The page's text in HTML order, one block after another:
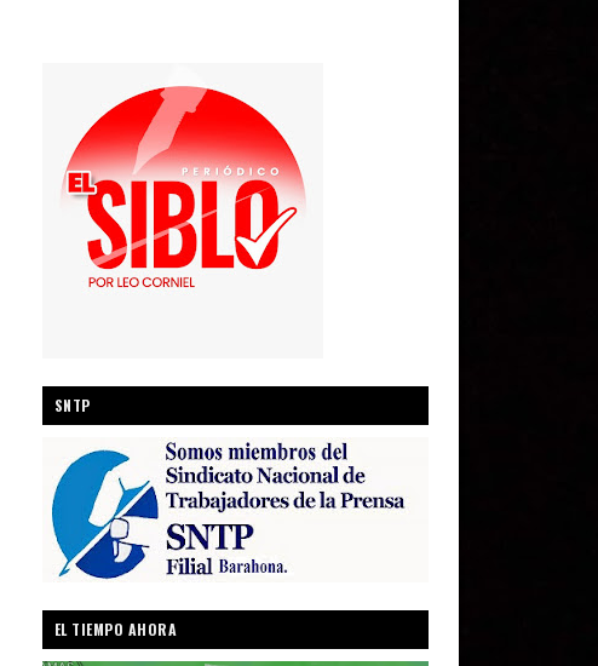
SNTP
EL TIEMPO AHORA